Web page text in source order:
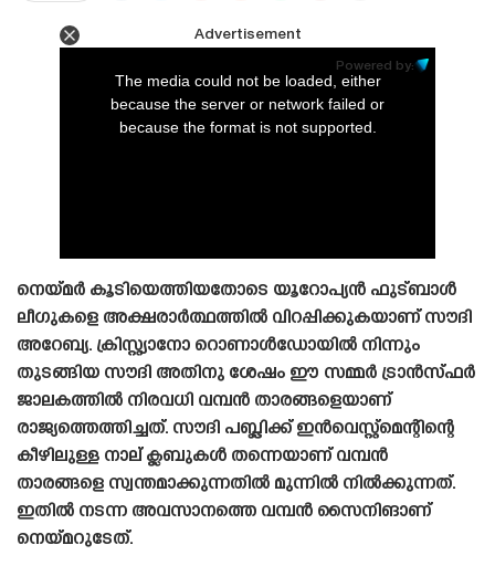
Advertisement
Powered by:
The media could not be loaded, either
because the server or network failed or
because the format is not supported.
നെയ്‌മർ കൂടിയെത്തിയതോടെ യൂറോപ്യൻ ഫുട്ബാൾ
ലീഗുകളെ അക്ഷരാർത്ഥത്തിൽ വിറപ്പിക്കുകയാണ് സൗദി
അറേബ്യ. ക്രിസ്റ്റ്യാനോ റൊണാൾഡോയിൽ നിന്നും
തുടങ്ങിയ സൗദി അതിനു ശേഷം ഈ സമ്മർ ട്രാൻസ്‌ഫർ
ജാലകത്തിൽ നിരവധി വമ്പൻ താരങ്ങളെയാണ്
രാജ്യത്തെത്തിച്ചത്. സൗദി പബ്ലിക്ക് ഇൻവെസ്റ്റ്മെന്റിന്റെ
കീഴിലുള്ള നാല് ക്ലബുകൾ തന്നെയാണ് വമ്പൻ
താരങ്ങളെ സ്വന്തമാക്കുന്നതിൽ മുന്നിൽ നിൽക്കുന്നത്.
ഇതിൽ നടന്ന അവസാനത്തെ വമ്പൻ സൈനിങാണ്
നെയ്‌മറുടേത്.